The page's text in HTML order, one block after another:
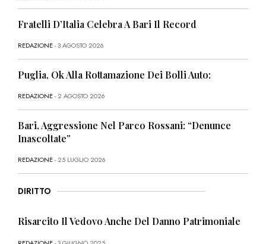
Fratelli D’Italia Celebra A Bari Il Record
REDAZIONE- 3 AGOSTO 2026
Puglia, Ok Alla Rottamazione Dei Bolli Auto:
REDAZIONE- 2 AGOSTO 2026
Bari, Aggressione Nel Parco Rossani: “Denunce
Inascoltate”
REDAZIONE- 25 LUGLIO 2026
DIRITTO
Risarcito Il Vedovo Anche Del Danno Patrimoniale